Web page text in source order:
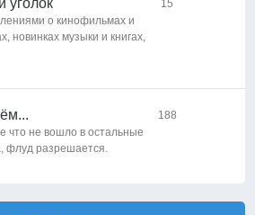
уголок
о кинофильмах и
новинках музыки и книгах,
15
что не вошло в остальные
флуд разрешается.
188